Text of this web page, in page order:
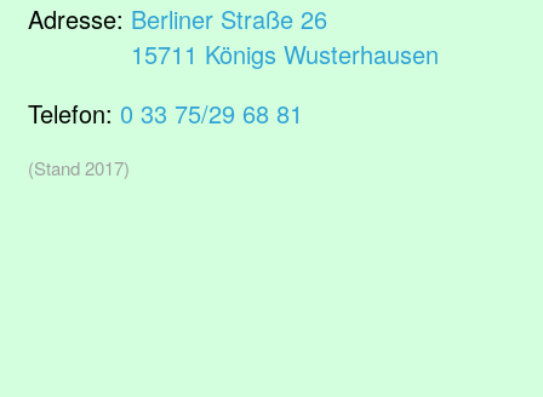
Adresse: Berliner Straße 26
15711 Königs Wusterhausen
Telefon: 0 33 75/29 68 81
(Stand 2017)